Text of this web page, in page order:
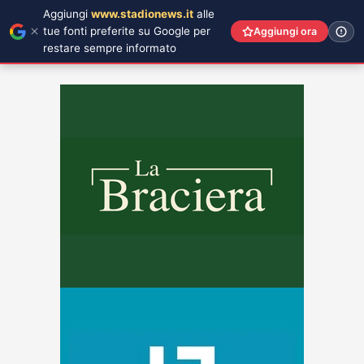
Aggiungi www.stadionews.it alle
tue fonti preferite su Google per
restare sempre informato
Aggiungi ora